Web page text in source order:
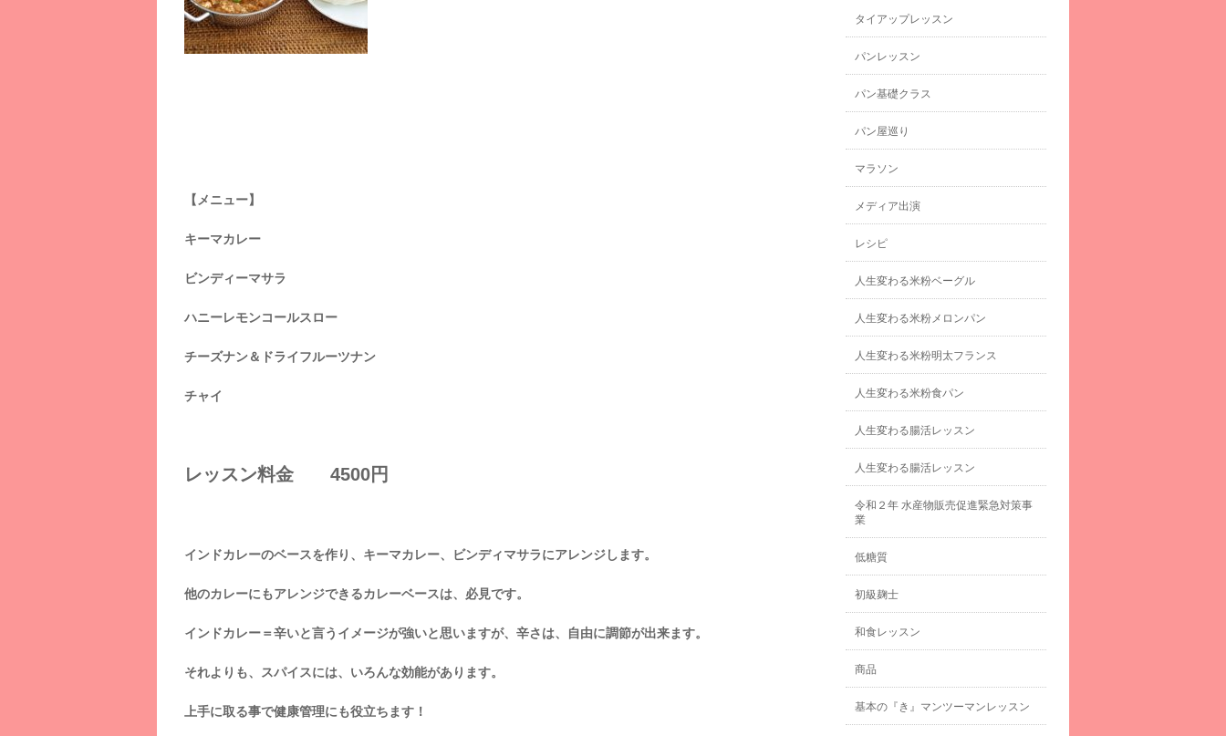
【メニュー】
キーマカレー
ビンディーマサラ
ハニーレモンコールスロー
チーズナン＆ドライフルーツナン
チャイ
レッスン料金 4500円
インドカレーのベースを作り、キーマカレー、ビンディマサラにアレンジします。
他のカレーにもアレンジできるカレーベースは、必見です。
インドカレー＝辛いと言うイメージが強いと思いますが、辛さは、自由に調節が出来ます。
それよりも、スパイスには、いろんな効能があります。
上手に取る事で健康管理にも役立ちます！
タイアップレッスン
パンレッスン
パン基礎クラス
パン屋巡り
マラソン
メディア出演
レシピ
人生変わる米粉ベーグル
人生変わる米粉メロンパン
人生変わる米粉明太フランス
人生変わる米粉食パン
人生変わる腸活レッスン
人生変わる腸活レッスン
令和２年 水産物販売促進緊急対策事
業
低糖質
初級麹士
和食レッスン
商品
基本の『き』マンツーマンレッスン